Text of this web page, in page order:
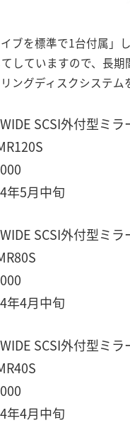
ブを標準で1台付属」
していますので、長
ングディスクシステム
SCSI外付型ミラ
5月中旬
SCSI外付型ミラ
4月中旬
SCSI外付型ミラ
4月中旬